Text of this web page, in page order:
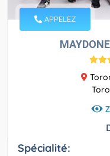
APPELEZ
Spécialité: